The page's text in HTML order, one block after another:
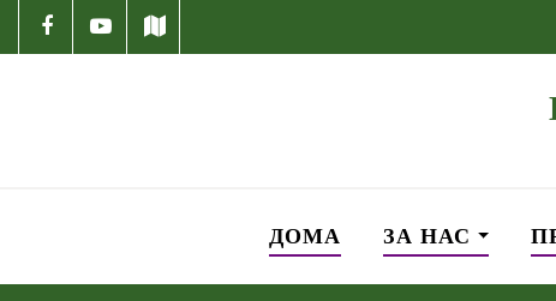
ДОМА ЗА НАС